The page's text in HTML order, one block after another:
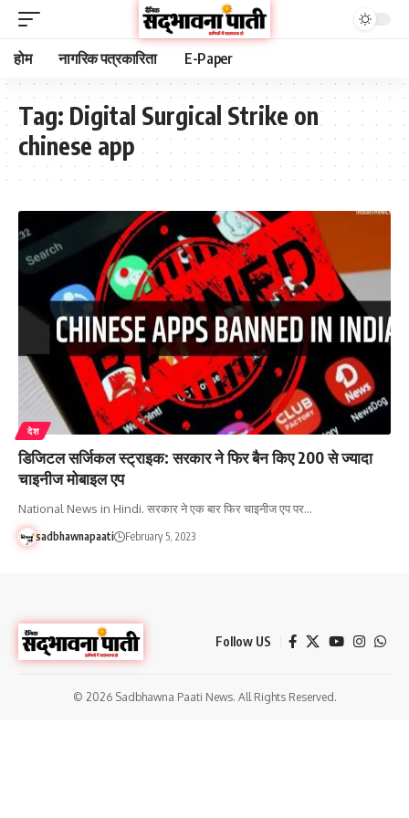
होम नागरिक पत्रकारिता E-Paper
Tag: Digital Surgical Strike on
chinese app
देश
डिजिटल सर्जिकल स्ट्राइक: सरकार ने फिर बैन किए 200 से ज्यादा
चाइनीज मोबाइल एप
National News in Hindi. सरकार ने एक बार फिर चाइनीज एप पर…
sadbhawnapaati February 5, 2023
Follow US
© 2026 Sadbhawna Paati News. All Rights Reserved.